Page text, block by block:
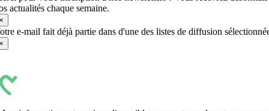
actualités chaque semaine.
e-mail fait déjà partie dans d'une des listes de diffusion